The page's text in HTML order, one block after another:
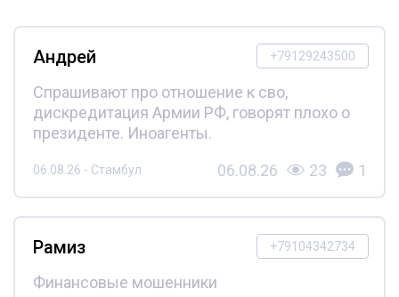
+79129243500
Андрей
Спрашивают про отношение к сво,
дискредитация Армии РФ, говорят плохо о
президенте. Иноагенты.
06.08.26 - Стамбул 06.08.26 23 1
+79104342734
Рамиз
Финансовые мошенники